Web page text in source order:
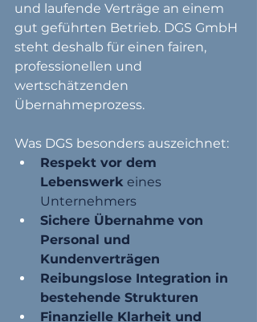
und laufende Verträge an einem
gut geführten Betrieb. DGS GmbH
steht deshalb für einen fairen,
professionellen und
wertschätzenden
Übernahmeprozess.
Was DGS besonders auszeichnet:
Respekt vor dem
Lebenswerk eines
Unternehmers
Sichere Übernahme von
Personal und
Kundenverträgen
Reibungslose Integration in
bestehende Strukturen
Finanzielle Klarheit und